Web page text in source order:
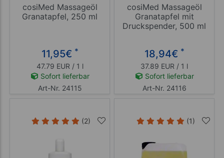
cosiMed Massageöl
Granatapfel, 250 ml
11,95€ *
47.79 EUR / 1 l
Sofort lieferbar
Art-Nr. 24115
cosiMed Massageöl
Granatapfel mit
Druckspender, 500 ml
18,94€ *
37.89 EUR / 1 l
Sofort lieferbar
Art-Nr. 24116
(2) (1)